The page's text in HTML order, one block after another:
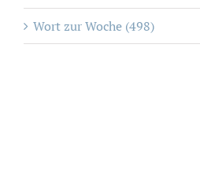
Wort zur Woche (498)